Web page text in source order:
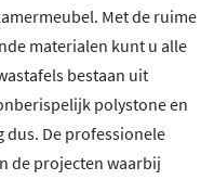
Met de ruime
materialen kunt u alle
bestaan uit
polystone en
dus. De professionele
de projecten waarbij